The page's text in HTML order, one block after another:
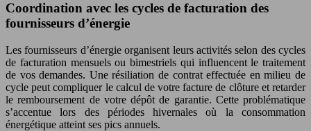
Coordination avec les cycles de facturation des
fournisseurs d’énergie
Les fournisseurs d’énergie organisent leurs activités selon des cycles
de facturation mensuels ou bimestriels qui influencent le traitement
de vos demandes. Une résiliation de contrat effectuée en milieu de
cycle peut compliquer le calcul de votre facture de clôture et retarder
le remboursement de votre dépôt de garantie. Cette problématique
s’accentue lors des périodes hivernales où la consommation
énergétique atteint ses pics annuels.